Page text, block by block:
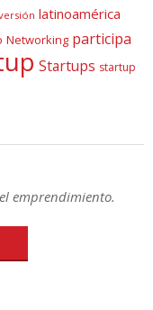
latinoamérica
Networking participa
Startups startup
emprendimiento.